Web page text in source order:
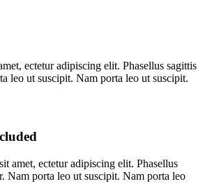
ectetur adipiscing elit. Phasellus sagittis
leo ut suscipit. Nam porta leo ut suscipit.
amet, ectetur adipiscing elit. Phasellus
Nam porta leo ut suscipit. Nam porta leo